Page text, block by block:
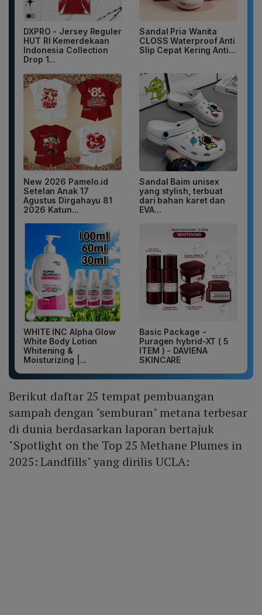
DXPRO - Jersey Reguler
HUT RI Kemerdekaan
Indonesia Collection
Drop 1...
Sandal Pria Wanita
CLOSS Waterproof Anti
Slip Cepat Kering Anti...
New 2026 Pamelo.id
Setelan Anak 17
Agustus Dirgahayu 81
2026 Katun...
Sandal Baim unisex
yang stylish, terbuat
dari bahan karet dan
EVA...
WHITE INC Alpha Glow
White Body Lotion
Whitening &
Moisturizing |...
Basic Package -
Puragen hybrid-XT ( 5
ITEM ) - DAVIENA
SKINCARE
Berikut daftar 25 tempat pembuangan
sampah dengan "semburan" metana terbesar
di dunia berdasarkan laporan bertajuk
"Spotlight on the Top 25 Methane Plumes in
2025: Landfills" yang dirilis UCLA: